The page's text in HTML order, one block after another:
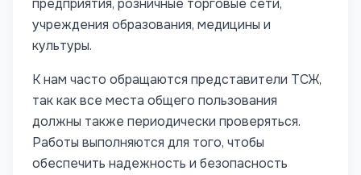
предприятия, розничные торговые сети,
учреждения образования, медицины и
культуры.
К нам часто обращаются представители ТСЖ,
так как все места общего пользования
должны также периодически проверяться.
Работы выполняются для того, чтобы
обеспечить надежность и безопасность